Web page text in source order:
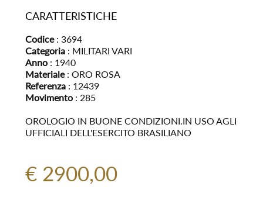
CARATTERISTICHE
Codice: 3694
Categoria: MILITARI VARI
Anno: 1940
Materiale: ORO ROSA
Referenza: 12439
Movimento: 285
OROLOGIO IN BUONE CONDIZIONI.IN USO AGLI
UFFICIALI DELL'ESERCITO BRASILIANO
€ 2900,00